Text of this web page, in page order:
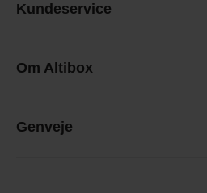
Kundeservice
Om Altibox
Genveje